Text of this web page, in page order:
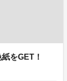
をGET！